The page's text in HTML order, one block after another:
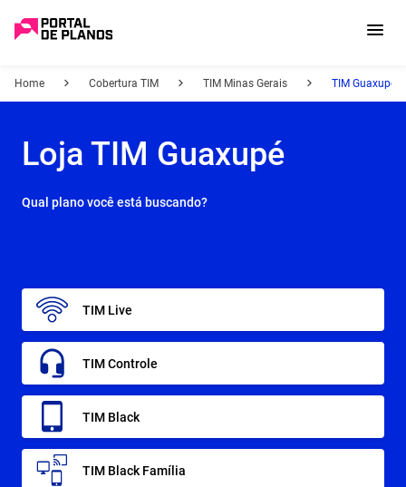
Home Cobertura TIM TIM Minas Gerais TIM Guaxupé -
Loja TIM Guaxupé
Qual plano você está buscando?
TIM Live
TIM Controle
TIM Black
TIM Black Família